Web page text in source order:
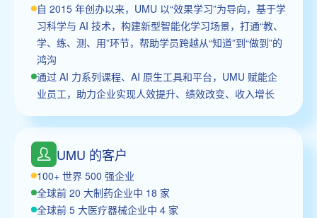
自 2015 年创办以来，UMU 以“效果学习”为导向，基于学
习科学与 AI 技术，构建新型智能化学习场景，打通“教、
学、练、测、用”环节，帮助学员跨越从“知道”到“做到”的
鸿沟
通过 AI 力系列课程、AI 原生工具和平台，UMU 赋能企
业员工，助力企业实现人效提升、绩效改变、收入增长
UMU 的客户
100+ 世界 500 强企业
全球前 20 大制药企业中 18 家
全球前 5 大医疗器械企业中 4 家